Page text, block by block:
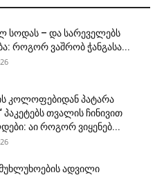
სოდას – და სარეველებს
როგორ ვაშრობ ჭანგასა...
კოლოფებიდან პატარა
პაკეტებს თვალის ჩინივით
აი როგორ ვიყენებ...
ადვილი